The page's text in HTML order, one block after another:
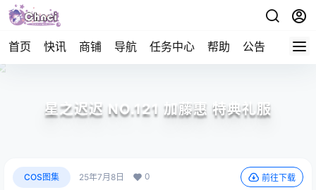
首页 快讯 商铺 导航 任务中心 帮助 公告 APP下
星之迟迟 NO.121 加藤惠 特典礼服
COS图集 25年7月8日 0 前往下载